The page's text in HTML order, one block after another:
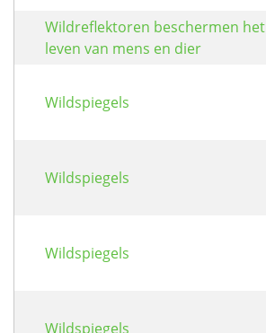
Wildreflektoren beschermen het
leven van mens en dier
Wildspiegels
Wildspiegels
Wildspiegels
Wildspiegels